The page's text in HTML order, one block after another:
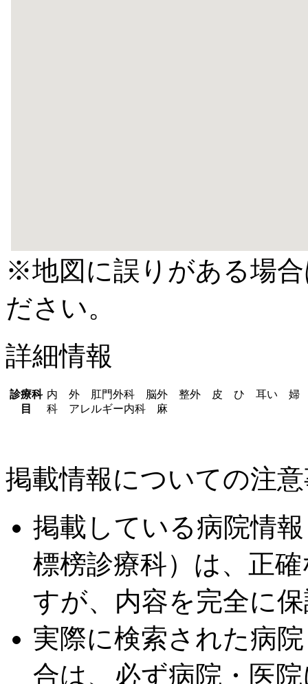
※地図に誤りがある場
ださい。
詳細情報
診療科
目
内 外 肛門外科 脳外 整外 皮 ひ 耳い 婦
科 アレルギー内科 麻
掲載情報についての注
掲載している病院情
標榜診療科）は、正
すが、内容を完全に
実際に検索された病
合は、必ず病院・医